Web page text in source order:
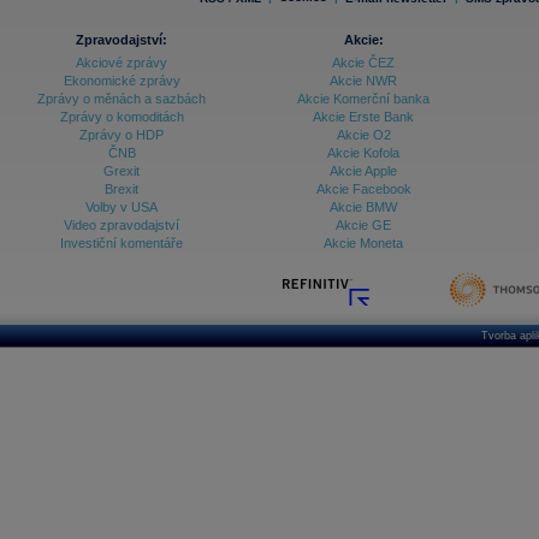
Zpravodajství:
Akciové zprávy
Ekonomické zprávy
Zprávy o měnách a sazbách
Zprávy o komoditách
Zprávy o HDP
ČNB
Grexit
Brexit
Volby v USA
Video zpravodajství
Investiční komentáře
Akcie:
Akcie ČEZ
Akcie NWR
Akcie Komerční banka
Akcie Erste Bank
Akcie O2
Akcie Kofola
Akcie Apple
Akcie Facebook
Akcie BMW
Akcie GE
Akcie Moneta
Tvorba